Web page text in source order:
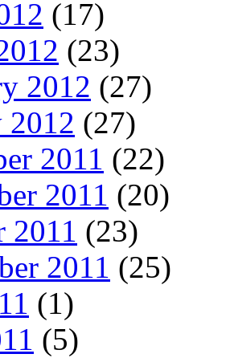
(17)
(23)
2012 (27)
2012 (27)
2011 (22)
2011 (20)
2011 (23)
2011 (25)
(1)
(5)